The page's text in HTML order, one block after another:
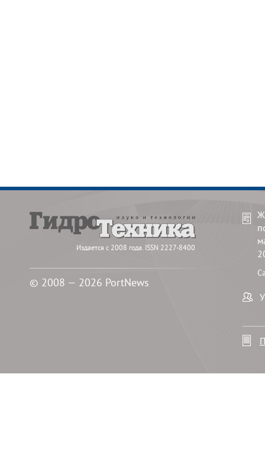
Издается с 2008 года. ISSN 2227-8400
© 2008 — 2026 PortNews